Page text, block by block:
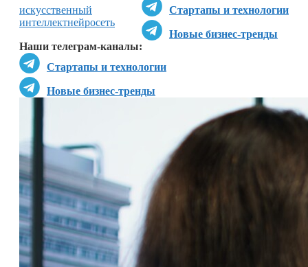
Стартапы и технологии
Новые бизнес-тренды
Наши телеграм-каналы:
Стартапы и технологии
Новые бизнес-тренды
искусственный
интеллектнейросеть